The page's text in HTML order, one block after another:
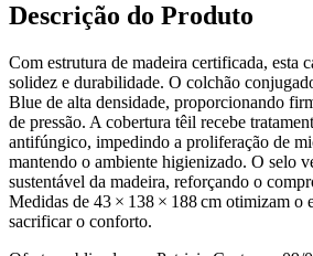
Descrição do Produto
Com estrutura de madeira certificada, esta
solidez e durabilidade. O colchão
Blue de alta densidade, proporcionando
de pressão. A cobertura têil recebe
antifúngico, impedindo a proliferação de
mantendo o ambiente higienizado. O selo
sustentável da madeira, reforçando o
Medidas de 43 × 138 × 188 cm otimizam o
sacrificar o conforto.